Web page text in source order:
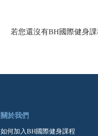
若您還沒有BH國際健身
關於我們
如何加入BH國際健身課程